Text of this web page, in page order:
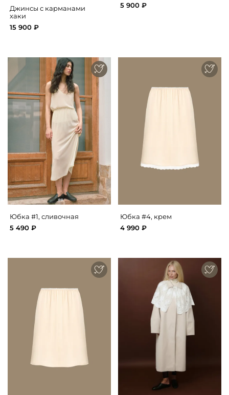
Джинсы с карманами
хаки
15 900 ₽
5 900 ₽
Юбка #1, сливочная
5 490 ₽
Юбка #4, крем
4 990 ₽